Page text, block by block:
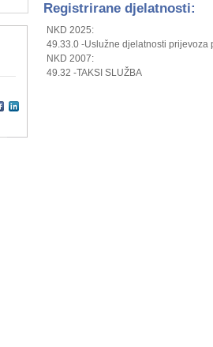
Registrirane djelatnosti:
NKD 2025:
49.33.0 -Uslužne djelatnosti prijevoza
NKD 2007:
49.32 -TAKSI SLUŽBA